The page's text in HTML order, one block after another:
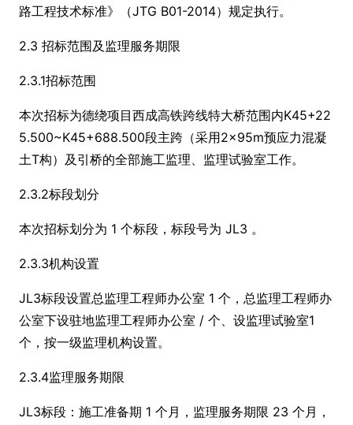
路工程技术标准》（JTG B01-2014）规定执行。
2.3 招标范围及监理服务期限
2.3.1招标范围
本次招标为德绕项目西成高铁跨线特大桥范围内K45+22
5.500~K45+688.500段主跨（采用2×95m预应力混凝
土T构）及引桥的全部施工监理、监理试验室工作。
2.3.2标段划分
本次招标划分为 1 个标段，标段号为 JL3 。
2.3.3机构设置
JL3标段设置总监理工程师办公室 1 个，总监理工程师办
公室下设驻地监理工程师办公室 / 个、设监理试验室1
个，按一级监理机构设置。
2.3.4监理服务期限
JL3标段：施工准备期 1 个月，监理服务期限 23 个月，